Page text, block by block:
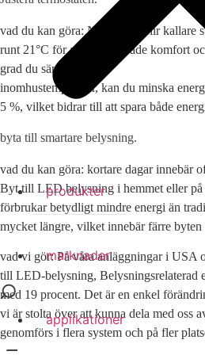
produkter
marknader
applikationer
vad du kan göra: När vädret blir kallare
runt 21°C för att behålla både komfort
grad du sänker din
inomhustemperatur, kan du minska
5 %, vilket bidrar till att spara både
byta till smartare belysning.
vad du kan göra: kortare dagar innebär
Byt till LED belysning i hemmet eller på
förbrukar betydligt mindre energi än
mycket längre, vilket innebär färre
vad vi gör: På våra anläggningar i USA
till LED-belysning, Belysningsrelaterad
med 19 procent. Det är en enkel
vi är stolta över att kunna dela med oss
genomförs i flera system och på fler